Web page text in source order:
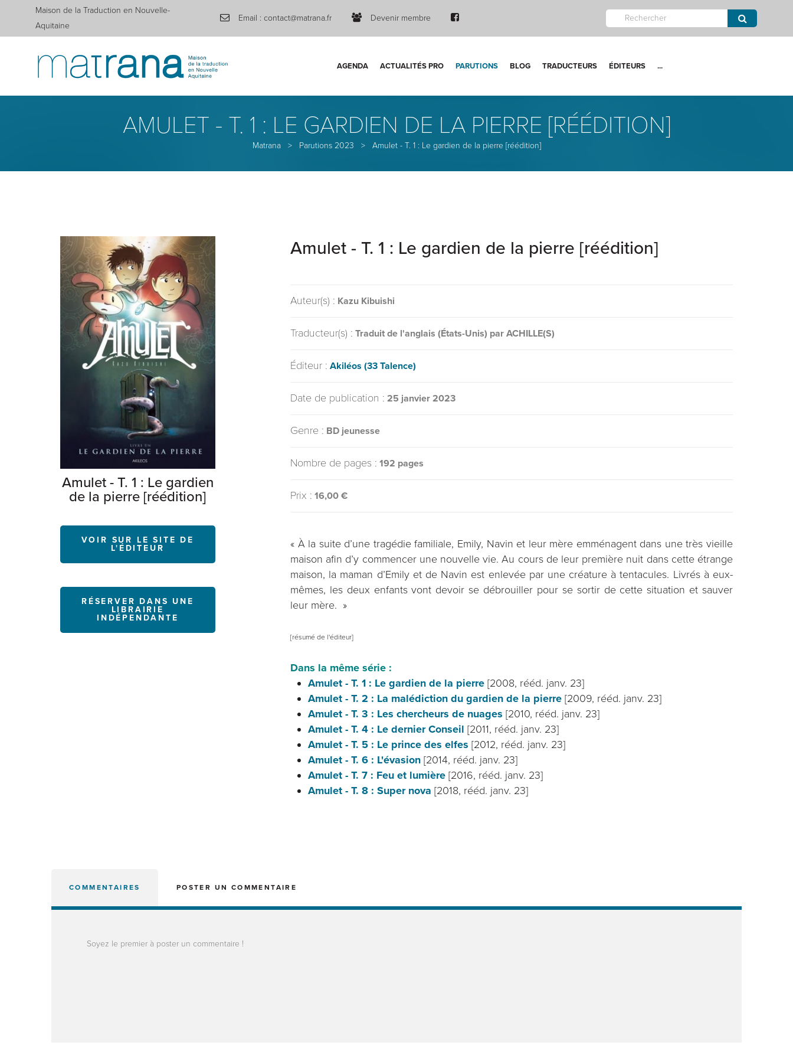
Maison de la Traduction en Nouvelle-
Aquitaine
Email : contact@matrana.fr Devenir membre
AGENDA ACTUALITÉS PRO PARUTIONS BLOG TRADUCTEURS ÉDITEURS ...
AMULET - T. 1 : LE GARDIEN DE LA PIERRE [RÉÉDITION]
Matrana> Parutions 2023 > Amulet - T. 1 : Le gardien de la pierre [réédition]
Amulet - T. 1 : Le gardien
de la pierre [réédition]
VOIR SUR LE SITE DE
L'ÉDITEUR
RÉSERVER DANS UNE
LIBRAIRIE
INDÉPENDANTE
Amulet - T. 1 : Le gardien de la pierre [réédition]
Auteur(s) : Kazu Kibuishi
Traducteur(s) : Traduit de l'anglais (États-Unis) par ACHILLE(S)
Éditeur : Akiléos (33 Talence)
Date de publication : 25 janvier 2023
Genre : BD jeunesse
Nombre de pages : 192 pages
Prix : 16,00 €
« À la suite d’une tragédie familiale, Emily, Navin et leur mère emménagent dans une très vieille
maison afin d’y commencer une nouvelle vie. Au cours de leur première nuit dans cette étrange
maison, la maman d’Emily et de Navin est enlevée par une créature à tentacules. Livrés à eux-
mêmes, les deux enfants vont devoir se débrouiller pour se sortir de cette situation et sauver
leur mère. »
[résumé de l'éditeur]
Dans la même série :
Amulet - T. 1 : Le gardien de la pierre [2008, rééd. janv. 23]
Amulet - T. 2 : La malédiction du gardien de la pierre [2009, rééd. janv. 23]
Amulet - T. 3 : Les chercheurs de nuages [2010, rééd. janv. 23]
Amulet - T. 4 : Le dernier Conseil [2011, rééd. janv. 23]
Amulet - T. 5 : Le prince des elfes [2012, rééd. janv. 23]
Amulet - T. 6 : L'évasion [2014, rééd. janv. 23]
Amulet - T. 7 : Feu et lumière [2016, rééd. janv. 23]
Amulet - T. 8 : Super nova [2018, rééd. janv. 23]
COMMENTAIRES POSTER UN COMMENTAIRE
Soyez le premier à poster un commentaire !